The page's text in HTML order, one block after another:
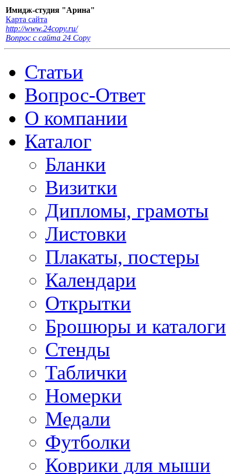
Имидж-студия "Арина"
Карта сайта
http://www.24copy.ru/
Вопрос с сайта 24 Сopy
Статьи
Вопрос-Ответ
О компании
Каталог
Бланки
Визитки
Дипломы, грамоты
Листовки
Плакаты, постеры
Календари
Открытки
Брошюры и каталоги
Стенды
Таблички
Номерки
Медали
Футболки
Коврики для мыши